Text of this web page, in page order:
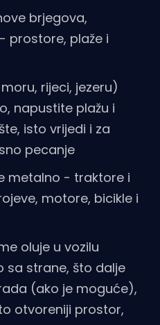
brjegova,
prostore, plaže i
rijeci, jezeru)
napustite plažu i
isto vrijedi i za
pecanje
metalno - traktore i
motore, bicikle i
oluje u vozilu
sa strane, što dalje
(ako je moguće),
otvoreniji prostor,